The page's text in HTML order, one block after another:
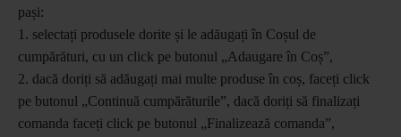
pași:
1. selectați produsele dorite și le adăugați în Coșul de
cumpărături, cu un click pe butonul „Adaugare în Coș”,
2. dacă doriți să adăugați mai multe produse în coș, faceți click
pe butonul „Continuă cumpărăturile”, dacă doriți să finalizați
comanda faceți click pe butonul „Finalizează comanda”,